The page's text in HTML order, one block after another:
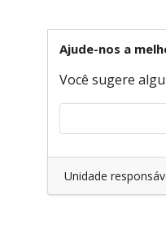
Ajude-nos a
Você sugere
Unidade